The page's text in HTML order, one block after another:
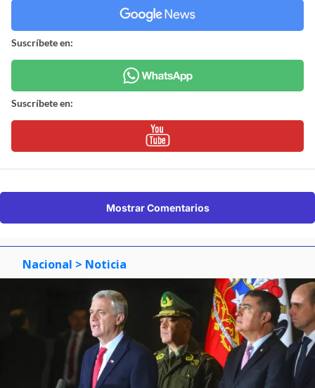
Suscríbete en:
Suscríbete en:
Mostrar Comentarios
Nacional > Noticia